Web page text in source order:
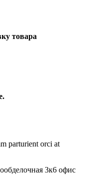
товара
parturient orci at
3к6 офис